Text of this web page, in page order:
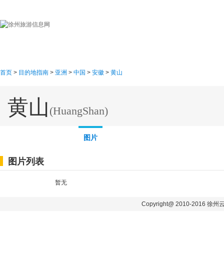
首页 > 目的地指南 > 亚洲 > 中国 > 安徽 > 黄山
黄山 (HuangShan)
图片
图片列表
暂无
Copyright@ 2010-2016 徐州